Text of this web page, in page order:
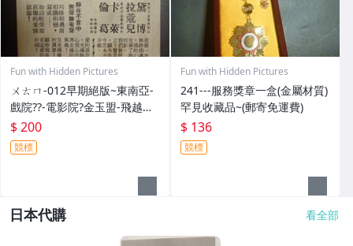
Fun with Hidden Pictures
ㄨㄊㄇ-012早期絕版~東南亞-
戲院??-電影院?金玉盟-飛越杜
鵑窩(紙質乾裂-不完整一律郵
寄免運費)相關原版-電影本事
$ 200
競標
Fun with Hidden Pictures
241---服務獎章一盒(金屬材質)
罕見收藏品~(郵寄免運費)
$ 136
競標
日本代購 看全部